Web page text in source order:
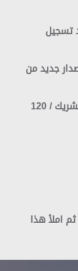
تسجيل
جديد من
الشريك / 120
ثم املأ هذا